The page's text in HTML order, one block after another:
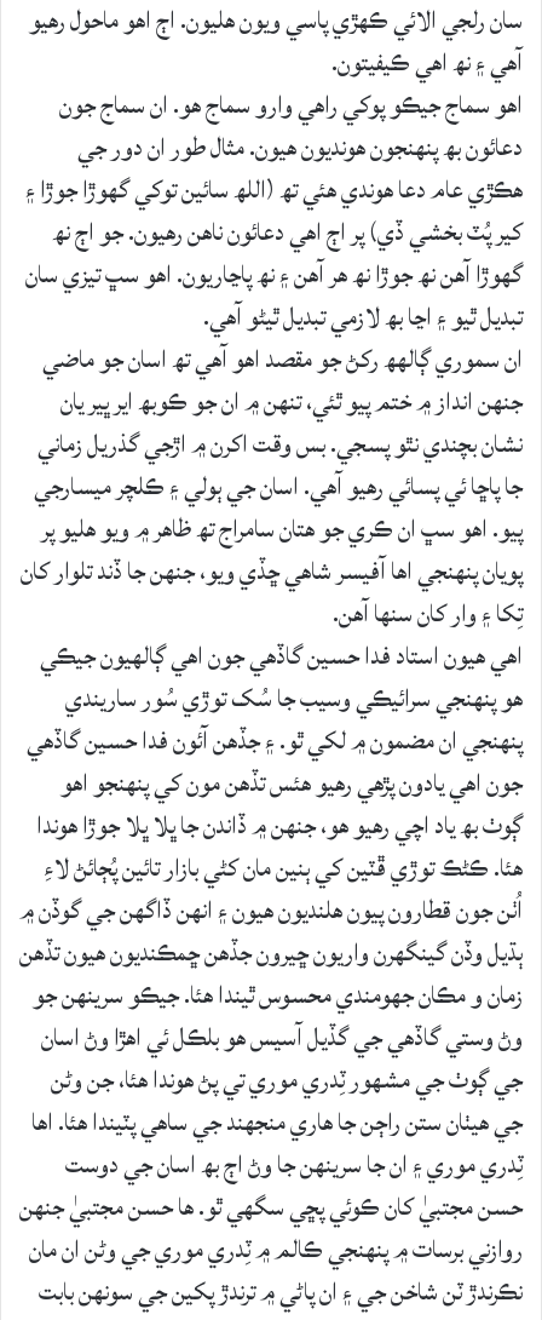
سان رلجي الائي ڪھڙي پاسي ويون ھليون. اڄ اھو ماحول رھيو
آھي ۽ نھ اھي ڪيفيتون.
اھو سماج جيڪو پوکي راھي وارو سماج ھو. ان سماج جون
دعائون بھ پنھنجون ھونديون ھيون. مثال طور ان دور جي
ھڪڙي عام دعا ھوندي ھئي تھ (اللھ سائين توکي گھوڙا جوڙا ۽
کير پُٽ بخشي ڏي) پر اڄ اھي دعائون ناھن رھيون. جو اڄ نھ
گھوڙا آھن نھ جوڙا نھ ھر آھن ۽ نھ پاڃاريون. اھو سڀ تيزي سان
تبديل ٿيو ۽ اڃا بھ لازمي تبديل ٿيڻو آھي.
ان سموري ڳالهھ رکڻ جو مقصد اھو آھي تھ اسان جو ماضي
جنھن انداز ۾ ختم پيو ٿئي، تنھن ۾ ان جو ڪوبھ اير ڀير يان
نشان بچندي نٿو پسجي. بس وقت اکرن ۾ اڙجي گذريل زماني
جا پاڇا ئي پسائي رھيو آھي. اسان جي ٻولي ۽ ڪلچر ميسارجي
پيو. اھو سڀ ان ڪري جو ھتان سامراج تھ ظاھر ۾ ويو ھليو پر
پويان پنھنجي اھا آفيسر شاھي ڇڏي ويو، جنھن جا ڏند تلوار کان
تِکا ۽ وار کان سنھا آھن.
اھي ھيون استاد فدا حسين گاڏھي جون اھي ڳالھيون جيڪي
ھو پنھنجي سرائيڪي وسيب جا سُک توڙي سُور ساريندي
پنھنجي ان مضمون ۾ لکي ٿو. ۽ جڏھن آئون فدا حسين گاڏھي
جون اھي يادون پڙھي رھيو ھئس تڏھن مون کي پنھنجو اھو
ڳوٺ بھ ياد اچي رھيو ھو، جنھن ۾ ڏاندن جا ڀلا ڀلا جوڙا ھوندا
ھئا. ڪڻڪ توڙي ڦٽين کي ٻنين مان کڻي بازار تائين پُڄائڻ لاءِ
اُٺن جون قطارون پيون ھلنديون ھيون ۽ انھن ڏاگھن جي گوڏن ۾
ٻڌيل وڏن گينگھرن واريون ڇيرون جڏھن ڇمڪنديون ھيون تڏھن
زمان و مڪان جھومندي محسوس ٿيندا ھئا. جيڪو سرينھن جو
وڻ وستي گاڏھي جي گڏيل آسيس ھو بلڪل ئي اھڙا وڻ اسان
جي ڳوٺ جي مشھور ٽِدري موري تي پڻ ھوندا ھئا، جن وڻن
جي ھيٺان ستن راڄن جا ھاري منجھند جي ساھي پٽيندا ھئا. اھا
ٽِدري موري ۽ ان جا سرينھن جا وڻ اڄ بھ اسان جي دوست
حسن مجتبيٰ کان ڪوئي پڇي سگھي ٿو. ھا حسن مجتبيٰ جنھن
روازني برسات ۾ پنھنجي ڪالم ۾ ٽِدري موري جي وڻن ان مان
نڪرندڙ ٽن شاخن جي ۽ ان پاڻي ۾ ترندڙ پکين جي سونھن بابت